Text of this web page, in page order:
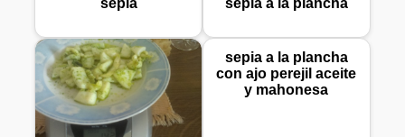
sepia sepia a la plancha
sepia a la plancha
con ajo perejil aceite
y mahonesa